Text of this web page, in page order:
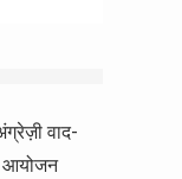
वाद-
आयोजन